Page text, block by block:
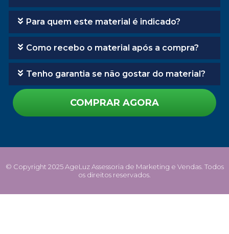
Para quem este material é indicado?
Como recebo o material após a compra?
Tenho garantia se não gostar do material?
COMPRAR AGORA
© Copyright 2025 AgeLuz Assessoria de Marketing e Vendas. Todos
os direitos reservados.